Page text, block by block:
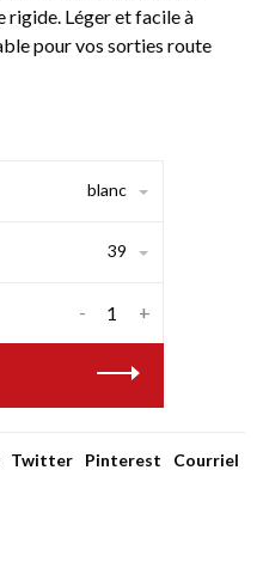
rigide. Léger et facile à
pour vos sorties route
blanc
39
+
-
Twitter Pinterest Courriel